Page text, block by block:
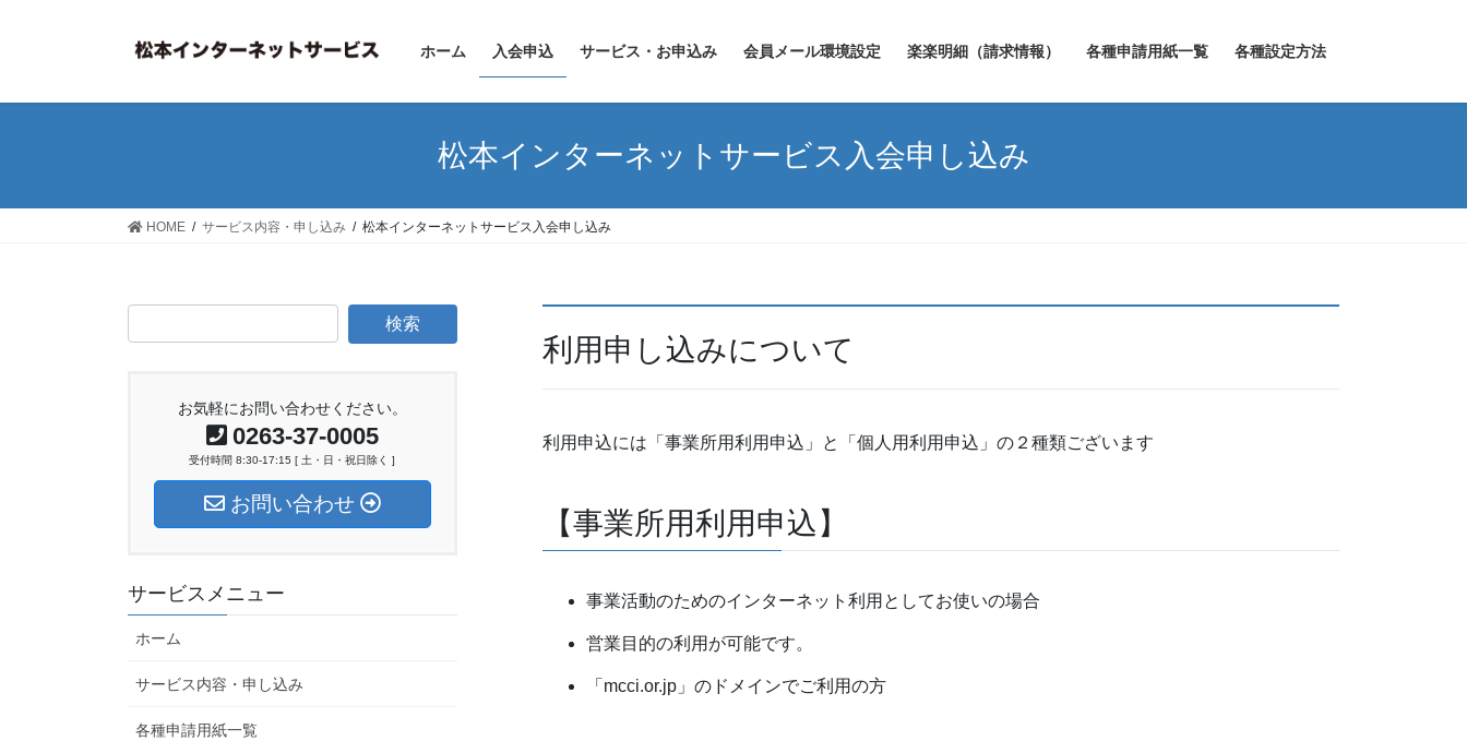
ホーム 入会申込 サービス・お申込み 会員メール環境設定 楽楽明細（請求情報） 各種申請用紙一覧 各種設定方法
松本インターネットサービス入会申し込み
HOME サービス内容・申し込み 松本インターネットサービス入会申し込み
利用申し込みについて
­利用申込には「事業所用利用申込」と「個人用利用申込」の２種類ございます
【事業所用利用申込】
事業活動のためのインターネット利用としてお使いの場合
営業目的の利用が可能です。
「mcci.or.jp」のドメインでご利用の方
お気軽にお問い合わせください。
0263-37-0005
受付時間 8:30-17:15 [ 土・日・祝日除く ]
お問い合わせ
サービスメニュー
ホーム
サービス内容・申し込み
各種申請用紙一覧